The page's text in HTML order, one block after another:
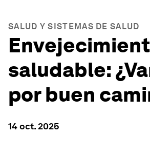
SALUD Y SISTEMAS DE SALUD
saludable:
por buen
14 oct. 2025